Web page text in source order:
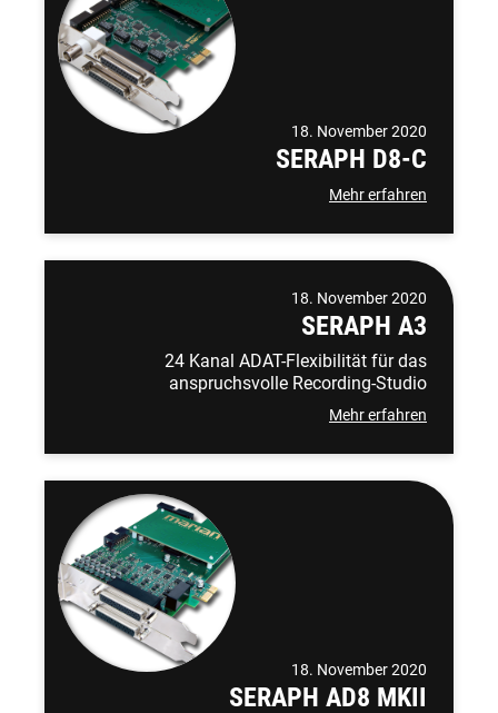
18. November 2020
SERAPH D8-C
Mehr erfahren
18. November 2020
SERAPH A3
24 Kanal ADAT-Flexibilität für das
anspruchsvolle Recording-Studio
Mehr erfahren
18. November 2020
SERAPH AD8 MKII